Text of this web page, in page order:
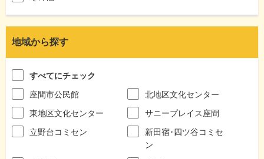
地域から探す
すべてにチェック
座間市公民館
北地区文化センター
東地区文化センター
サニープレイス座間
立野台コミセン
新田宿･四ツ谷コミセ
ン